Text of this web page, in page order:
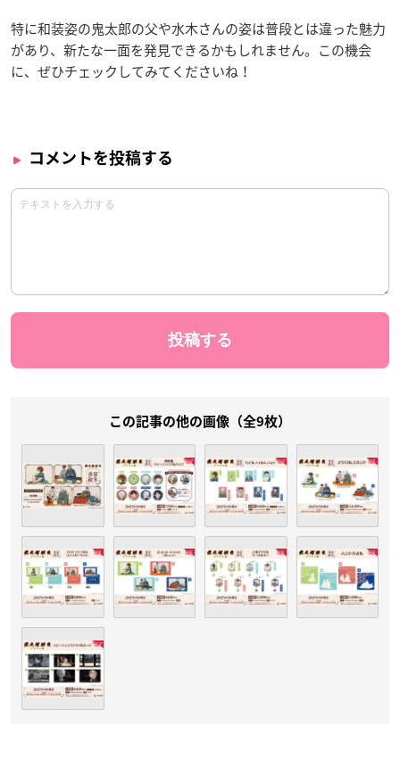
特に和装姿の鬼太郎の父や水木さんの姿は普段とは違った魅力
があり、新たな一面を発見できるかもしれません。この機会
に、ぜひチェックしてみてくださいね！
コメントを投稿する
この記事の他の画像（全9枚）